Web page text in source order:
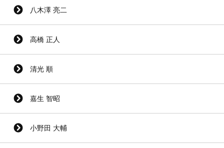
八木澤 亮二
高橋 正人
清光 順
嘉生 智昭
小野田 大輔